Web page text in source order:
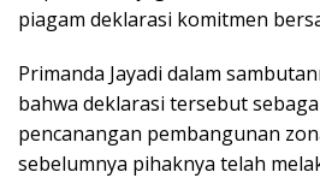
piagam deklarasi komitmen
Primanda Jayadi dalam
bahwa deklarasi tersebut
pencanangan pembangunan
sebelumnya pihaknya telah